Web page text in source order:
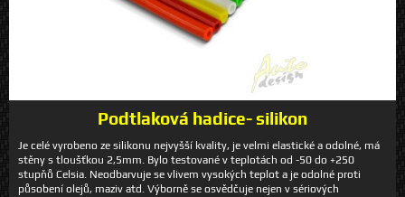
Podtlaková hadice- silikon
Je celé vyrobeno ze silikonu nejvyšší kvality, je velmi elastické a odolné, má
stěny s tloušťkou 2,5mm. Bylo testované v teplotách od -50 do +250
stupňů Celsia. Neodbarvuje se vlivem vysokých teplot a je odolné proti
působení olejů, maziv atd. Výborně se osvědčuje nejen v sériových